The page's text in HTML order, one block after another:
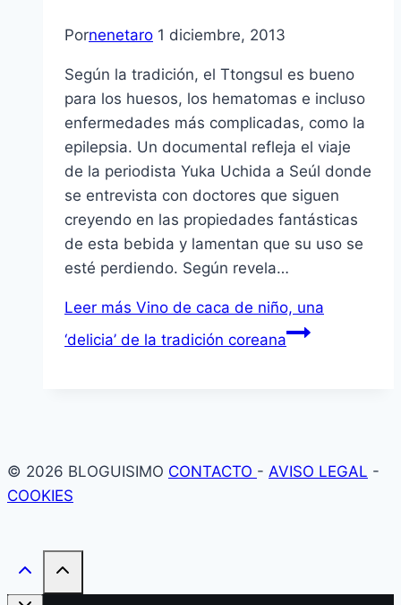
Pornenetaro 1 diciembre, 2013
Según la tradición, el Ttongsul es bueno
para los huesos, los hematomas e incluso
enfermedades más complicadas, como la
epilepsia. Un documental refleja el viaje
de la periodista Yuka Uchida a Seúl donde
se entrevista con doctores que siguen
creyendo en las propiedades fantásticas
de esta bebida y lamentan que su uso se
esté perdiendo. Según revela…
Leer más Vino de caca de niño, una
‘delicia’ de la tradición coreana
© 2026 BLOGUISIMO CONTACTO - AVISO LEGAL -
COOKIES